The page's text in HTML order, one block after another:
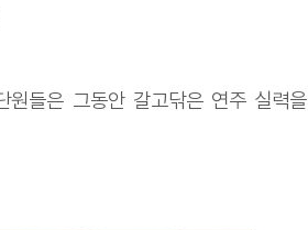
원들은 그동안 갈고닦은 연주 실력을